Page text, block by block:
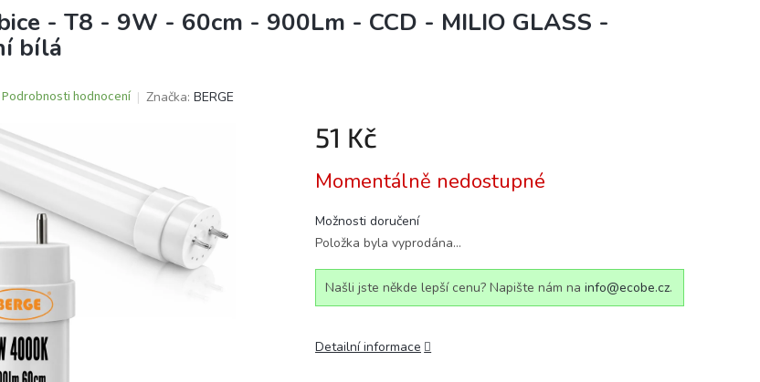
- T8 - 9W - 60cm - 900Lm - CCD - MILIO GLASS -
bílá
Podrobnosti hodnocení Značka: BERGE
51 Kč
cena:
Momentálně nedostupné
Možnosti doručení
Položka byla vyprodána…
Našli jste někde lepší cenu? Napište nám na info@ecobe.cz.
Detailní informace